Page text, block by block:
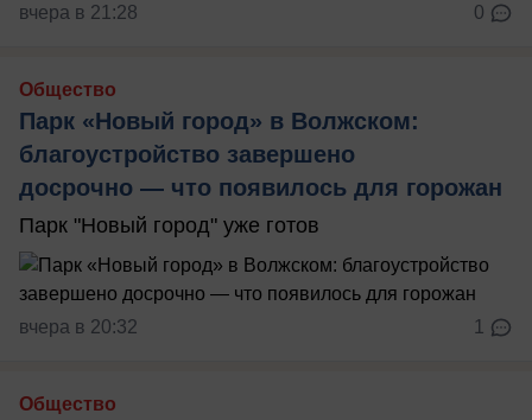
вчера в 21:28 0
Общество
Парк «Новый город» в Волжском:
благоустройство завершено
досрочно — что появилось для горожан
Парк "Новый город" уже готов
вчера в 20:32 1
Общество